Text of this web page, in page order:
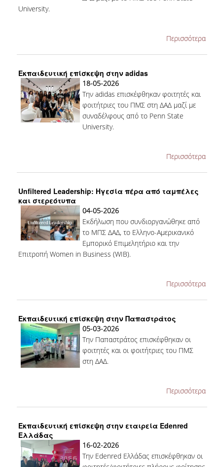
ΣΥΧΝΕΣ ΕΡΩΤΗΣΕΙΣ / FAQS
ΦΟΡΜΑ ΥΠΟΒΟΛΗΣ ΠΑΡΑΠΟΝΩΝ
ΑΠΟΦΟΙΤΟΙ
ΑΠΑΣΧΟΛΗΣΗ ΑΠΟΦΟΙΤΩΝ
HR STORIES
ΕΡΕΥΝΑ
ΕΡΓΑΣΤΗΡΙΟ ΔΑΔ
ΔΙΠΛΩΜΑΤΙΚΕΣ ΕΡΓΑΣΙΕΣ
ΜΕΛΗ ΔΕΠ
ΜΕΛΗ Ε.ΔΙ.Π.
ΠΡΑΚΤΙΚΗ ΑΣΚΗΣΗ
University.
Περισσότερα
Εκπαιδευτική επίσκεψη στην adidas
18-05-2026
Την adidas επισκέφθηκαν φοιτητές και
φοιτήτριες του ΠΜΣ στη ΔΑΔ μαζί με
συναδέλφους από το Penn State
University.
Περισσότερα
Unfiltered Leadership: Ηγεσία πέρα από ταμπέλες
και στερεότυπα
04-05-2026
Εκδήλωση που συνδιοργανώθηκε από
το ΜΠΣ ΔΑΔ, το Ελληνο-Αμερικανικό
Εμπορικό Επιμελητήριο και την
Επιτροπή Women in Business (WIB).
Περισσότερα
Εκπαιδευτική επίσκεψη στην Παπαστράτος
05-03-2026
Την Παπαστράτος επισκέφθηκαν οι
φοιτητές και οι φοιτήτριες του ΠΜΣ
στη ΔΑΔ.
Περισσότερα
Εκπαιδευτική επίσκεψη στην εταιρεία Edenred
Ελλάδας
16-02-2026
Την Edenred Ελλάδας επισκέφθηκαν οι